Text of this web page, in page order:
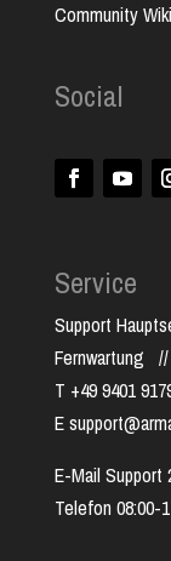
Community Wiki
Social
Service
Support
Fernwartung //
T +49 9401
E
E-Mail Support
Telefon 08:00-